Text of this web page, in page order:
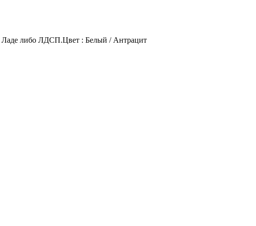
Ладе либо ЛДСП.Цвет : Белый / Антрацит